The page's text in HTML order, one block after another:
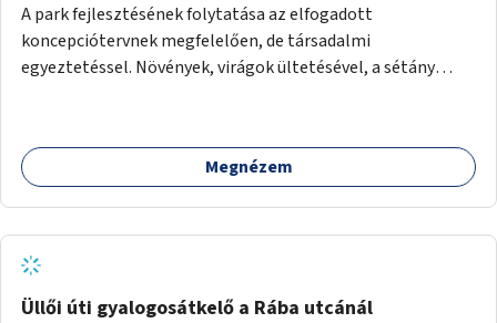
A park fejlesztésének folytatása az elfogadott
koncepciótervnek megfelelően, de társadalmi
egyeztetéssel. Növények, virágok ültetésével, a sétány
Megnézem
Üllői úti gyalogosátkelő a Rába utcánál